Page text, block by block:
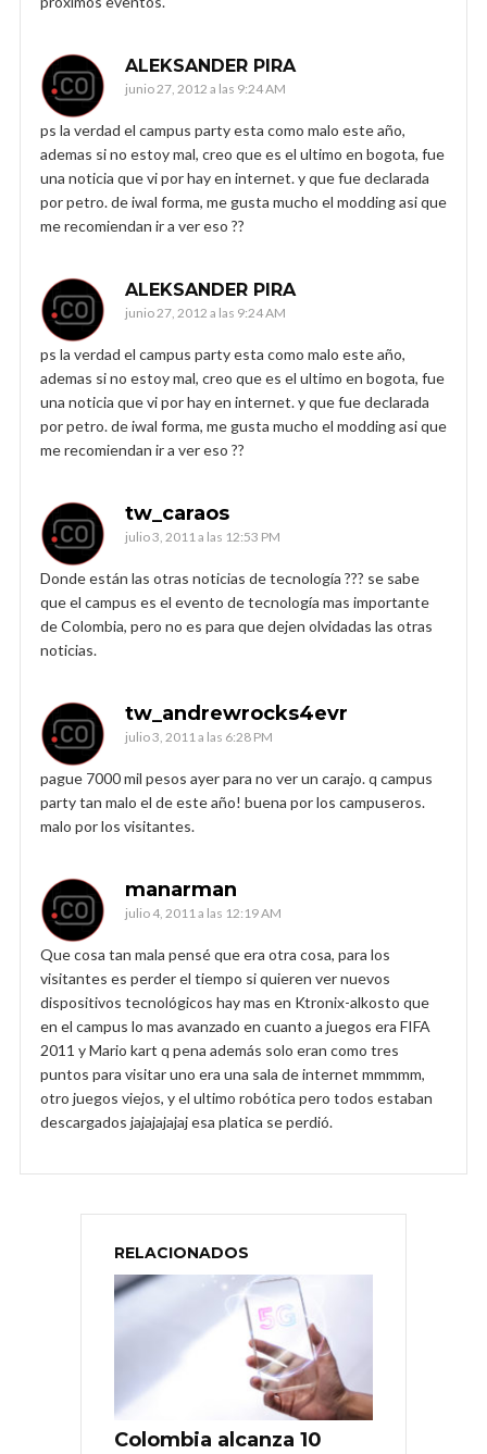
ALEKSANDER PIRA
junio 27, 2012 a las 9:24 AM
ps la verdad el campus party esta como malo este año,
ademas si no estoy mal, creo que es el ultimo en bogota, fue
una noticia que vi por hay en internet. y que fue declarada
por petro. de iwal forma, me gusta mucho el modding asi que
me recomiendan ir a ver eso ??
ALEKSANDER PIRA
junio 27, 2012 a las 9:24 AM
ps la verdad el campus party esta como malo este año,
ademas si no estoy mal, creo que es el ultimo en bogota, fue
una noticia que vi por hay en internet. y que fue declarada
por petro. de iwal forma, me gusta mucho el modding asi que
me recomiendan ir a ver eso ??
tw_caraos
julio 3, 2011 a las 12:53 PM
Donde están las otras noticias de tecnología ??? se sabe
que el campus es el evento de tecnología mas importante
de Colombia, pero no es para que dejen olvidadas las otras
noticias.
tw_andrewrocks4evr
julio 3, 2011 a las 6:28 PM
pague 7000 mil pesos ayer para no ver un carajo. q campus
party tan malo el de este año! buena por los campuseros.
malo por los visitantes.
manarman
julio 4, 2011 a las 12:19 AM
Que cosa tan mala pensé que era otra cosa, para los
visitantes es perder el tiempo si quieren ver nuevos
dispositivos tecnológicos hay mas en Ktronix-alkosto que
en el campus lo mas avanzado en cuanto a juegos era FIFA
2011 y Mario kart q pena además solo eran como tres
puntos para visitar uno era una sala de internet mmmmm,
otro juegos viejos, y el ultimo robótica pero todos estaban
descargados jajajajajaj esa platica se perdió.
RELACIONADOS
Colombia alcanza 10